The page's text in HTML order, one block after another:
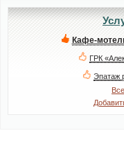
Кафе-
ГРК
Эпатаж